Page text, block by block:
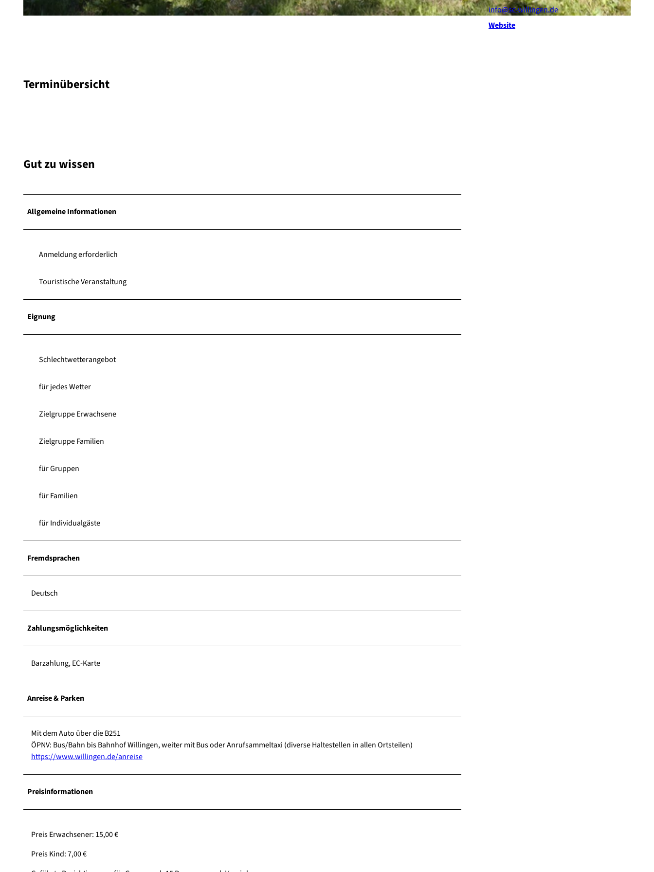
Terminübersicht
Gut zu wissen
Allgemeine Informationen
Anmeldung erforderlich
Touristische Veranstaltung
Eignung
Schlechtwetterangebot
für jedes Wetter
Zielgruppe Erwachsene
Zielgruppe Familien
für Gruppen
für Familien
für Individualgäste
Fremdsprachen
Deutsch
Zahlungsmöglichkeiten
Barzahlung, EC-Karte
Anreise & Parken
Mit dem Auto über die B251
ÖPNV: Bus/Bahn bis Bahnhof Willingen, weiter mit Bus oder Anrufsammeltaxi (diverse Haltestellen in allen Ortsteilen)
https://www.willingen.de/anreise
Preisinformationen
Preis Erwachsener: 15,00 €
Preis Kind: 7,00 €
info@sc-willingen.de
Website